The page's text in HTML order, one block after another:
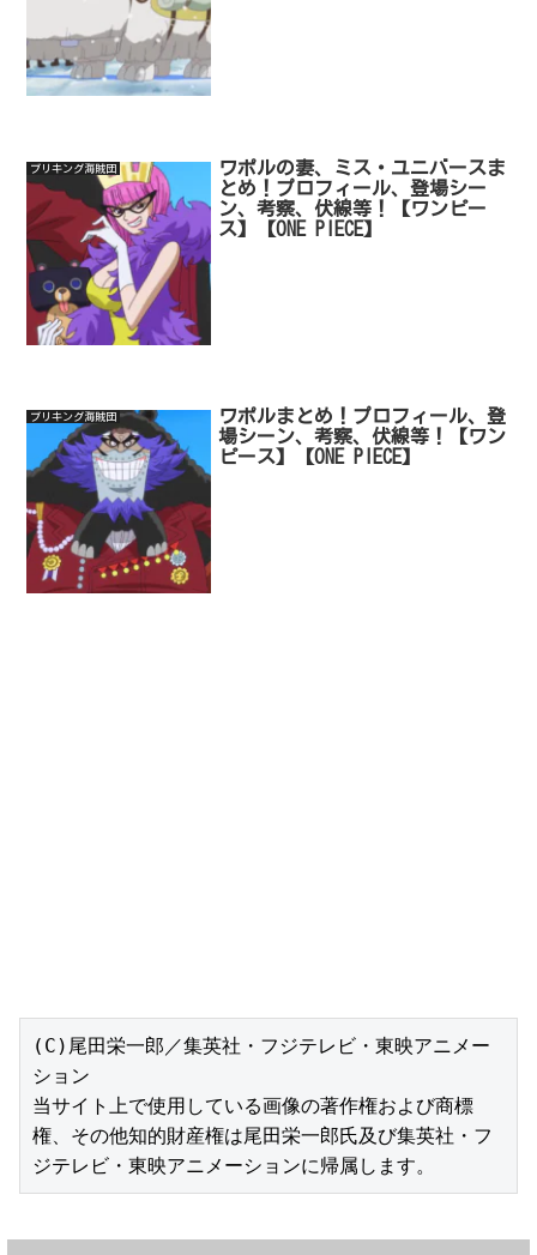
ブリキング海賊団
ワポルの妻、ミス・ユニバースま
とめ！プロフィール、登場シー
ン、考察、伏線等！【ワンピー
ス】【ONE PIECE】
ブリキング海賊団
ワポルまとめ！プロフィール、登
場シーン、考察、伏線等！【ワン
ピース】【ONE PIECE】
(C)尾田栄一郎／集英社・フジテレビ・東映アニメー
ション
当サイト上で使用している画像の著作権および商標
権、その他知的財産権は尾田栄一郎氏及び集英社・フ
ジテレビ・東映アニメーションに帰属します。